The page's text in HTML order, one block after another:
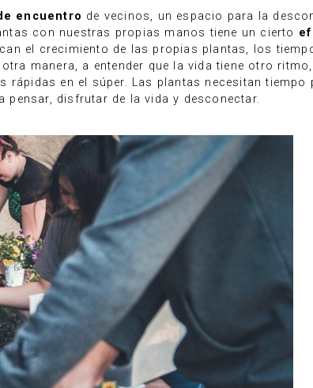
encuentro de vecinos, un espacio para la
con nuestras propias manos tiene un cierto
el crecimiento de las propias plantas, los
manera, a entender que la vida tiene otro
en el súper. Las plantas necesitan
disfrutar de la vida y desconectar.